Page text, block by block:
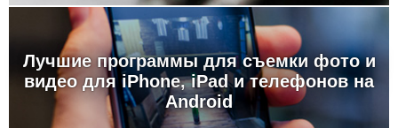
Лучшие программы для съемки фото и
видео для iPhone, iPad и телефонов на
Android